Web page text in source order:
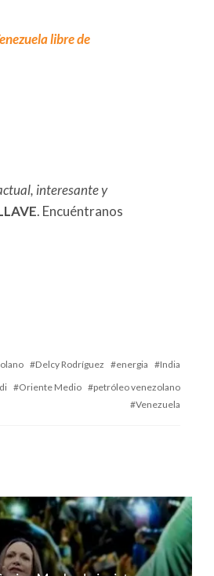
libre de
interesante y
. Encuéntranos
Delcy Rodríguez energia
India
Oriente Medio
petróleo venezolano
Venezuela